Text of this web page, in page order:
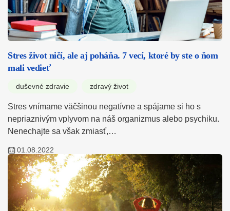
Stres život ničí, ale aj poháňa. 7 vecí, ktoré by ste o ňom
mali vedieť
duševné zdravie zdravý život
Stres vnímame väčšinou negatívne a spájame si ho s
nepriaznivým vplyvom na náš organizmus alebo psychiku.
Nenechajte sa však zmiasť,…
01.08.2022